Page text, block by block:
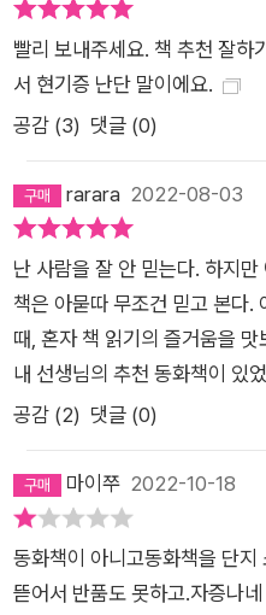
손에 전달되기를 간절히 바라
권이 누군가의 곁에 남을 수 있
다”고 전한다. 이 책에는 아이
이 자연스럽게 됐으면, 책 읽기
주제를 폭넓게 아우르는 한편,
시에 동화와 ‘나’와 ‘삶’을 연결
직한 반응, 저자의 못 말리는
도하는 동화적 상상력 등 즐길
게 동화의 세계에 진입한 독자
수 있도록 할 것이다. 이 책을 한마디로 얘기하자면 이렇다. 학부
모와 교사가 곁에 놔두고 필요
선택한 동화책 목록은 아이를
고 있는 교사들에게 유용한 참
뒷부분에는 ‘책을 읽는 내내 질
더해놓았는데, 추천 학년, 독서
빨리 보내주세요. 책 추천 잘하
서 현기증 난단 말이에요.
공감 (3) 댓글 (0)
rarara 2022-08-03
난 사람을 잘 안 믿는다. 하지
책은 아묻따 무조건 믿고 본다.
때, 혼자 책 읽기의 즐거움을
내 선생님의 추천 동화책이 있
공감 (2) 댓글 (0)
마이쭈 2022-10-18
동화책이 아니고동화책을 단
뜯어서 반품도 못하고.자증나네